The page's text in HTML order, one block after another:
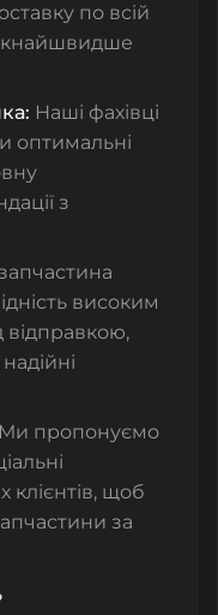
по всій
Наші фахівці
оптимальні
з
високим
відправкою,
Ми пропонуємо
клієнтів, щоб
за